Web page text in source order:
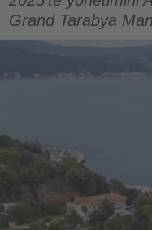
Grand Tarabya